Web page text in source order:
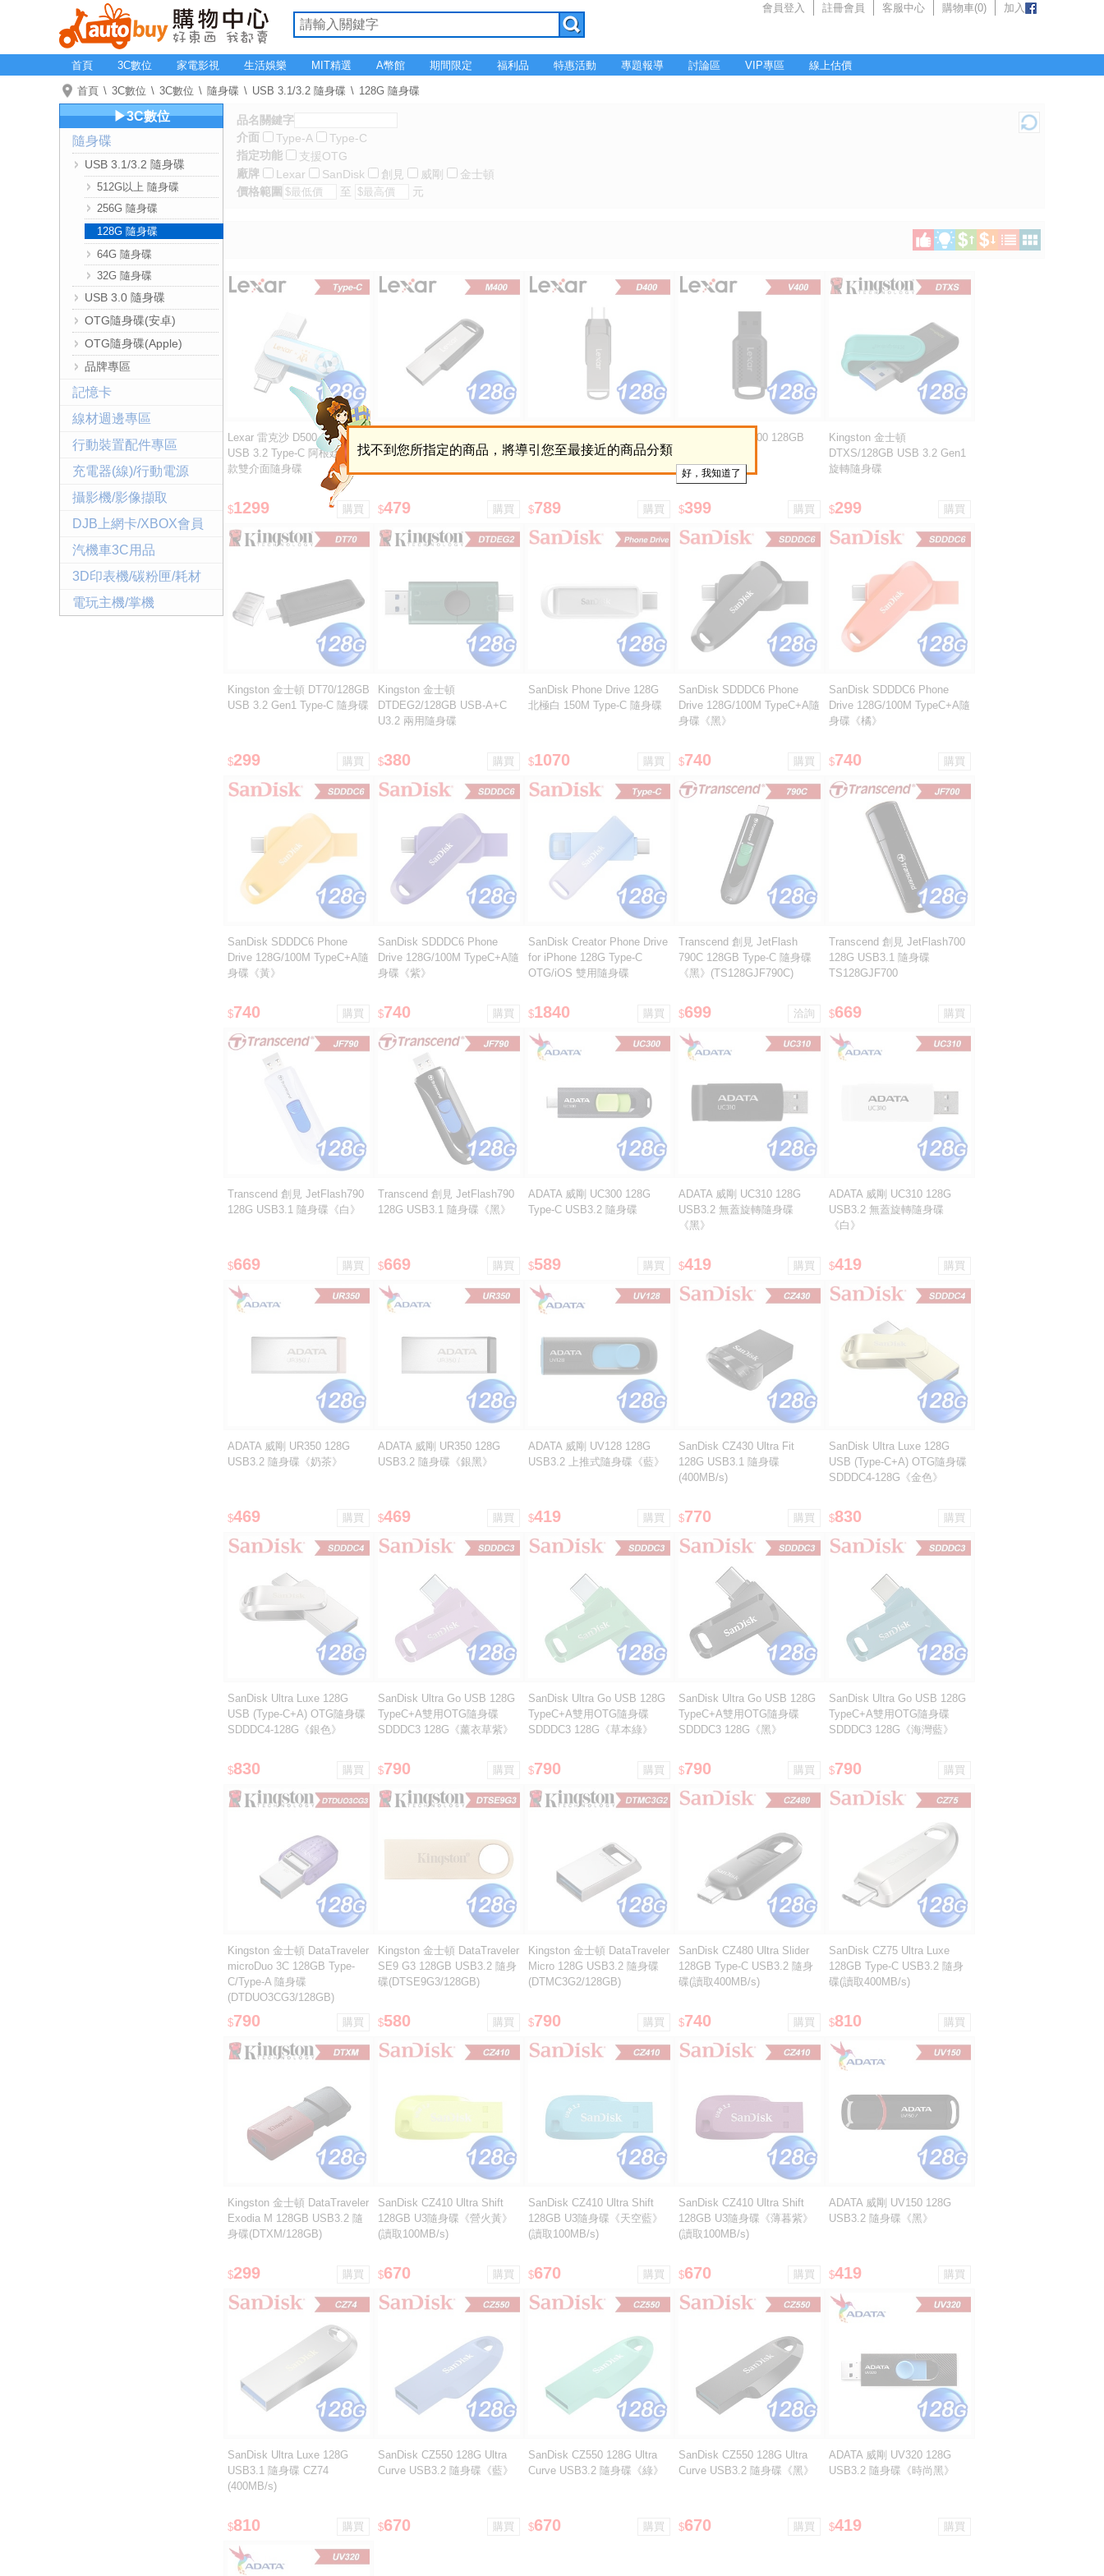
會員登入 註冊會員 客服中心 購物車(0) 加入
首頁 3C數位 家電影視 生活娛樂 MIT精選 A幣館 期間限定 福利品 特惠活動 專題報導 討論區 VIP專區 線上估價
首頁 3C數位 3C數位 隨身碟 USB 3.1/3.2 隨身碟 128G 隨身碟
品名關鍵字
介面
Type-A
Type-C
指定功能
支援OTG
廠牌
Lexar SanDisk 創見 威剛
金士頓
價格範圍
至 元
Lexar 雷克沙 D500 128GB
USB 3.2 Type-C 阿根廷聯名
款雙介面隨身碟
$1299
USB 3.2 金屬隨身碟
$479
USB 3.2 Type-C 雙頭隨身碟
$789
Lexar 雷克沙 V400 128GB
$399
Kingston 金士頓
DTXS/128GB USB 3.2 Gen1
旋轉隨身碟
$299
Kingston 金士頓 DT70/128GB
USB 3.2 Gen1 Type-C 隨身碟
$299
Kingston 金士頓
DTDEG2/128GB USB-A+C
U3.2 兩用隨身碟
$380
SanDisk Phone Drive 128G
北極白 150M Type-C 隨身碟
$1070
SanDisk SDDDC6 Phone
Drive 128G/100M TypeC+A隨
身碟《黑》
$740
SanDisk SDDDC6 Phone
Drive 128G/100M TypeC+A隨
身碟《橘》
$740
SanDisk SDDDC6 Phone
Drive 128G/100M TypeC+A隨
身碟《黃》
$740
SanDisk SDDDC6 Phone
Drive 128G/100M TypeC+A隨
身碟《紫》
$740
SanDisk Creator Phone Drive
for iPhone 128G Type-C
OTG/iOS 雙用隨身碟
$1840
Transcend 創見 JetFlash
790C 128GB Type-C 隨身碟
《黑》(TS128GJF790C)
$699
Transcend 創見 JetFlash700
128G USB3.1 隨身碟
TS128GJF700
$669
Transcend 創見 JetFlash790
128G USB3.1 隨身碟《白》
$669
Transcend 創見 JetFlash790
128G USB3.1 隨身碟《黑》
$669
ADATA 威剛 UC300 128G
Type-C USB3.2 隨身碟
$589
ADATA 威剛 UC310 128G
USB3.2 無蓋旋轉隨身碟
《黑》
$419
ADATA 威剛 UC310 128G
USB3.2 無蓋旋轉隨身碟
《白》
$419
ADATA 威剛 UR350 128G
USB3.2 隨身碟《奶茶》
$469
ADATA 威剛 UR350 128G
USB3.2 隨身碟《銀黑》
$469
ADATA 威剛 UV128 128G
USB3.2 上推式隨身碟《藍》
$419
SanDisk CZ430 Ultra Fit
128G USB3.1 隨身碟
(400MB/s)
$770
SanDisk Ultra Luxe 128G
USB (Type-C+A) OTG隨身碟
SDDDC4-128G《金色》
$830
SanDisk Ultra Luxe 128G
USB (Type-C+A) OTG隨身碟
SDDDC4-128G《銀色》
$830
SanDisk Ultra Go USB 128G
TypeC+A雙用OTG隨身碟
SDDDC3 128G《薰衣草紫》
$790
SanDisk Ultra Go USB 128G
TypeC+A雙用OTG隨身碟
SDDDC3 128G《草本綠》
$790
SanDisk Ultra Go USB 128G
TypeC+A雙用OTG隨身碟
SDDDC3 128G《黑》
$790
SanDisk Ultra Go USB 128G
TypeC+A雙用OTG隨身碟
SDDDC3 128G《海灣藍》
$790
Kingston 金士頓 DataTraveler
microDuo 3C 128GB Type-
C/Type-A 隨身碟
(DTDUO3CG3/128GB)
$790
Kingston 金士頓 DataTraveler
SE9 G3 128GB USB3.2 隨身
碟(DTSE9G3/128GB)
$580
Kingston 金士頓 DataTraveler
Micro 128G USB3.2 隨身碟
(DTMC3G2/128GB)
$790
SanDisk CZ480 Ultra Slider
128GB Type-C USB3.2 隨身
碟(讀取400MB/s)
$740
SanDisk CZ75 Ultra Luxe
128GB Type-C USB3.2 隨身
碟(讀取400MB/s)
$810
Kingston 金士頓 DataTraveler
Exodia M 128GB USB3.2 隨
身碟(DTXM/128GB)
$299
SanDisk CZ410 Ultra Shift
128GB U3隨身碟《營火黃》
(讀取100MB/s)
$670
SanDisk CZ410 Ultra Shift
128GB U3隨身碟《天空藍》
(讀取100MB/s)
$670
SanDisk CZ410 Ultra Shift
128GB U3隨身碟《薄暮紫》
(讀取100MB/s)
$670
ADATA 威剛 UV150 128G
USB3.2 隨身碟《黑》
$419
SanDisk Ultra Luxe 128G
USB3.1 隨身碟 CZ74
(400MB/s)
$810
SanDisk CZ550 128G Ultra
Curve USB3.2 隨身碟《藍》
$670
SanDisk CZ550 128G Ultra
Curve USB3.2 隨身碟《綠》
$670
SanDisk CZ550 128G Ultra
Curve USB3.2 隨身碟《黑》
$670
ADATA 威剛 UV320 128G
USB3.2 隨身碟《時尚黑》
$419
▶3C數位
隨身碟
USB 3.1/3.2 隨身碟
512G以上 隨身碟
256G 隨身碟
128G 隨身碟
64G 隨身碟
32G 隨身碟
USB 3.0 隨身碟
OTG隨身碟(安卓)
OTG隨身碟(Apple)
品牌專區
記憶卡
線材週邊專區
行動裝置配件專區
充電器(線)/行動電源
攝影機/影像擷取
DJB上網卡/XBOX會員
汽機車3C用品
3D印表機/碳粉匣/耗材
電玩主機/掌機
找不到您所指定的商品，將導引您至最接近的商品分類